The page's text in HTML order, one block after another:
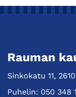
Rauman
Sinkokatu 11,
Puhelin: 050 348